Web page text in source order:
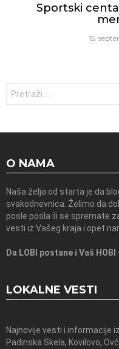
Sportski
15.
O NAMA
Naša želja od starta je da
svakodnevnica. Želimo da
posle posla ili se spremate
vesti iz Vašeg kraja i opet
Da LOBI postane i Vaš HOBI
LOKALNE VESTI
Najnovije vesti i informacije
Padinska Skela, Kovilovo,